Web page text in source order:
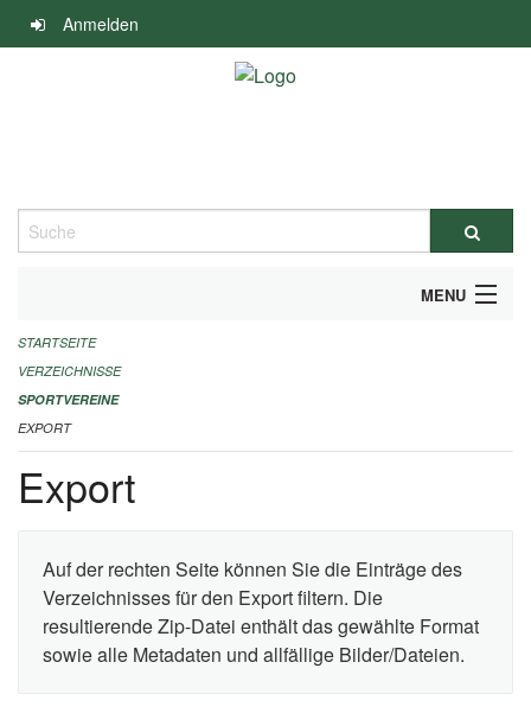
Navigation
überspringen
Anmelden
Suche
MENU
ALLGEMEINE INFORMATIONEN
FINANZIELLE UNTERSTÜTZUNG BENÖTIGT?
KONTAKT
STARTSEITE
VERZEICHNISSE
SPORTVEREINE
EXPORT
Export
Auf der rechten Seite können Sie die Einträge des
Verzeichnisses für den Export filtern. Die
resultierende Zip-Datei enthält das gewählte Format
sowie alle Metadaten und allfällige Bilder/Dateien.